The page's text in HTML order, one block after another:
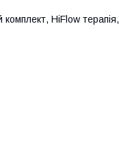
HiFlow терапія,